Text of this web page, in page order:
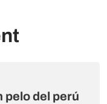
pelo del perú